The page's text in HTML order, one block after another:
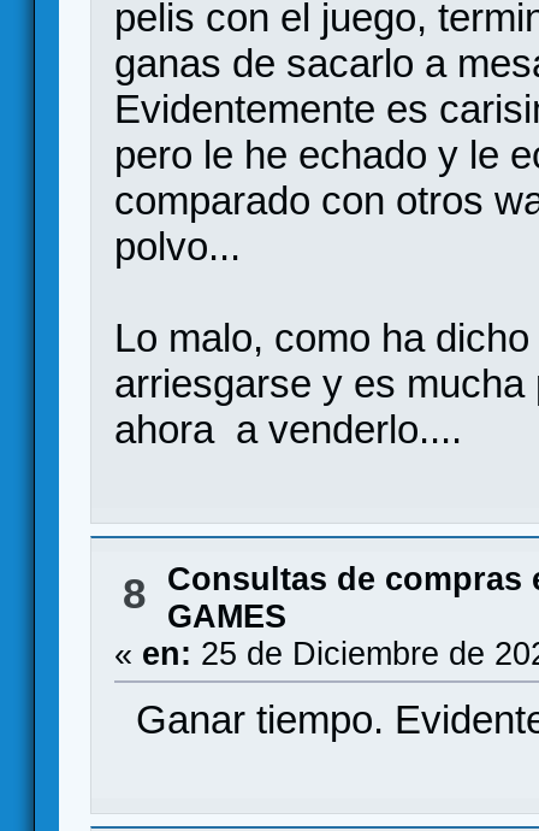
pelis con el juego,
ganas de sacarlo a
Evidentemente es
pero le he echado y le
comparado con otros
polvo...
Lo malo, como ha
arriesgarse y es
ahora a venderlo....
8
Consultas de compras
GAMES
« en: 25 de Diciembre de
Ganar tiempo.